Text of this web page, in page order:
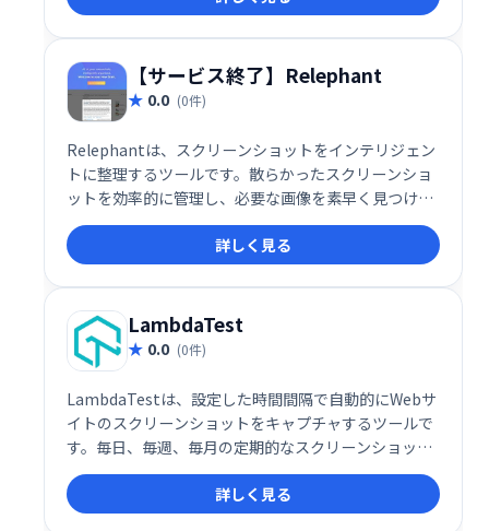
やチームコラボレーションを実現します。
【サービス終了】Relephant
0.0 (0件)
Relephantは、スクリーンショットをインテリジェン
トに整理するツールです。散らかったスクリーンショ
ットを効率的に管理し、必要な画像を素早く見つけら
れます。検索機能も充実しており、作業効率の向上に
貢献します。
詳しく見る
LambdaTest
0.0 (0件)
LambdaTestは、設定した時間間隔で自動的にWebサ
イトのスクリーンショットをキャプチャするツールで
す。毎日、毎週、毎月の定期的なスクリーンショット
テストをスケジュール設定でき、結果はメールで受け
取れます。効率的なWebサイト監視・テストを実現し
ます。
詳しく見る